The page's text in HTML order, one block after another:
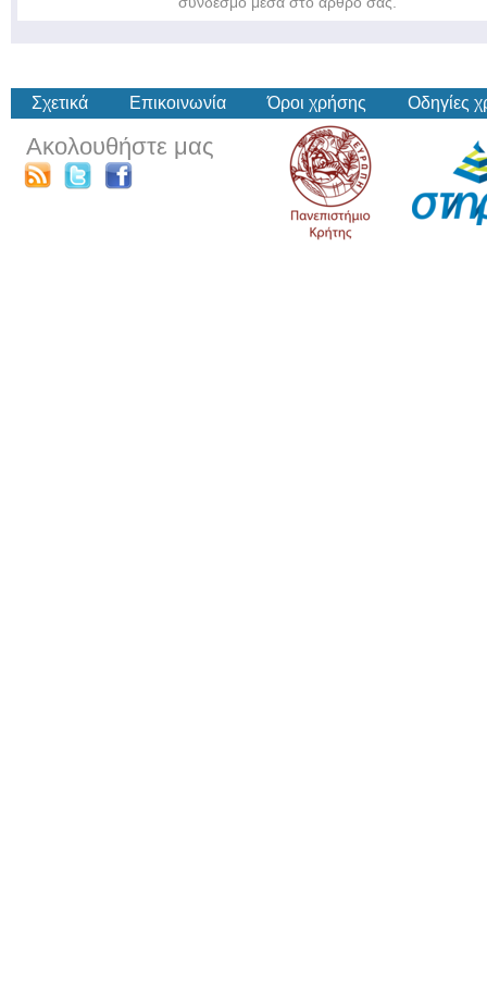
Σχετικά Επικοινωνία Όροι χρήσης Οδηγίες
Ακολουθήστε μας